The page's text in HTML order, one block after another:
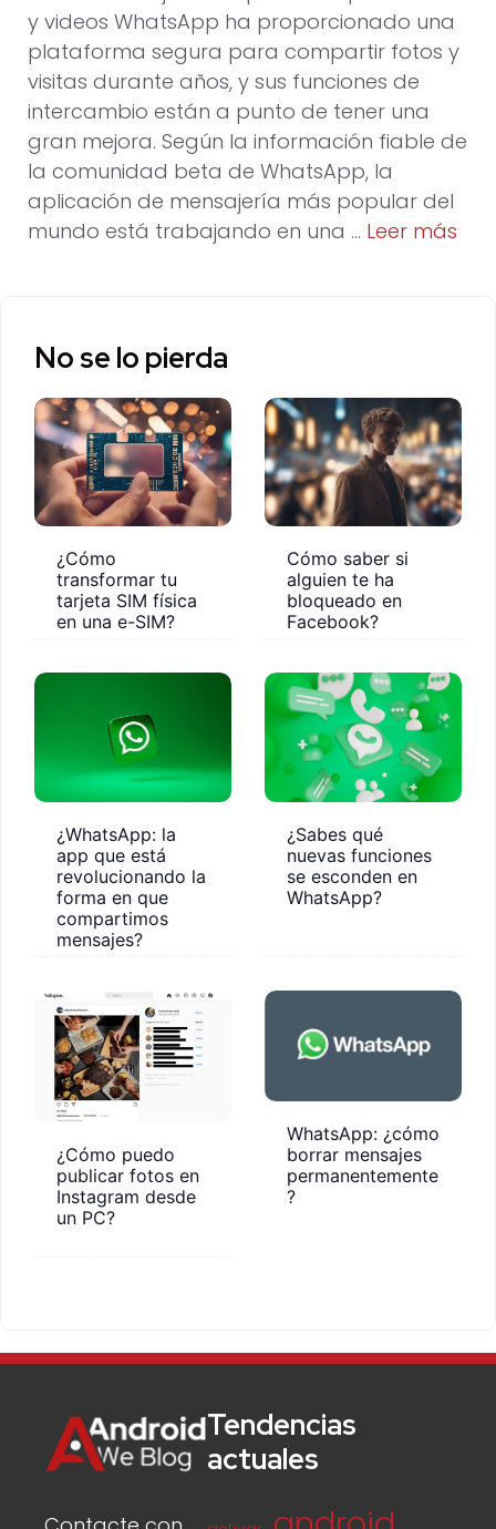
y videos WhatsApp ha proporcionado una
plataforma segura para compartir fotos y
visitas durante años, y sus funciones de
intercambio están a punto de tener una
gran mejora. Según la información fiable de
la comunidad beta de WhatsApp, la
aplicación de mensajería más popular del
mundo está trabajando en una … Leer más
No se lo pierda
¿Cómo
transformar tu
tarjeta SIM física
en una e-SIM?
Cómo saber si
alguien te ha
bloqueado en
Facebook?
¿WhatsApp: la
app que está
revolucionando la
forma en que
compartimos
mensajes?
¿Sabes qué
nuevas funciones
se esconden en
WhatsApp?
¿Cómo puedo
publicar fotos en
Instagram desde
un PC?
WhatsApp: ¿cómo
borrar mensajes
permanentemente
?
Tendencias
actuales